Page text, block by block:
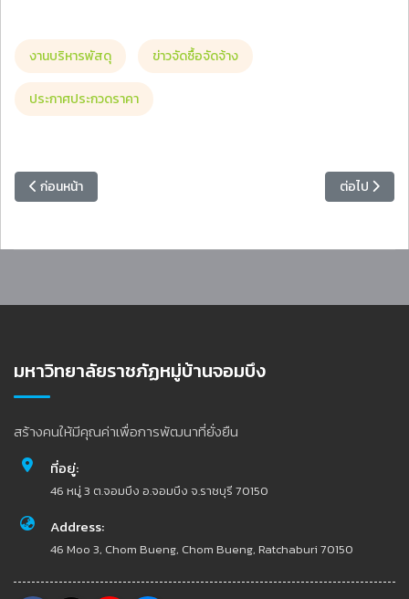
งานบริหารพัสดุ ข่าวจัดซื้อจัดจ้าง
ประกาศประกวดราคา
เนื้อหาก่อนหน้า: [ร่าง] ประกาศประกวดราคาจ้างก่อสร้างปรับปรุงภูมิทัศน์ห
ก่อนหน้า เนื้อหาถัดไป
ต่อไป
มหาวิทยาลัยราชภัฏหมู่บ้านจอมบึง
สร้างคนให้มีคุณค่าเพื่อการพัฒนาที่ยั่งยืน
ที่อยู่:
46 หมู่ 3 ต.จอมบึง อ.จอมบึง จ.ราชบุรี 70150
Address:
46 Moo 3, Chom Bueng, Chom Bueng, Ratchaburi 70150